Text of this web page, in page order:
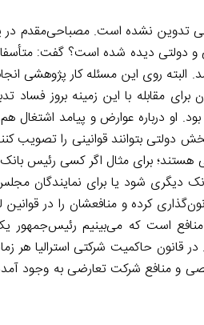
تدوین نشده است. مصباحی‌مقدم در
دیده شده است؟ گفت: متأسفانه
روی این مسئله کار پژوهشی
مقابله با این زمینه بروز فساد
او درباره عوارض و پیامد اشتغال
دولتی بتوانند قوانینی را
هستند؛ برای مثال اگر کسی رئیس
تا پنج و گاه در برخی کشورها تا ۱۰ سال مدیرعامل بانک دیگری شود یا
کرده و منافعشان را در قوانین
است که می‌بینیم رئیس‌جمهور
قانون حاکمیت شرکتی استرالیا هر
و منافع شرکت تعارضی به وجود